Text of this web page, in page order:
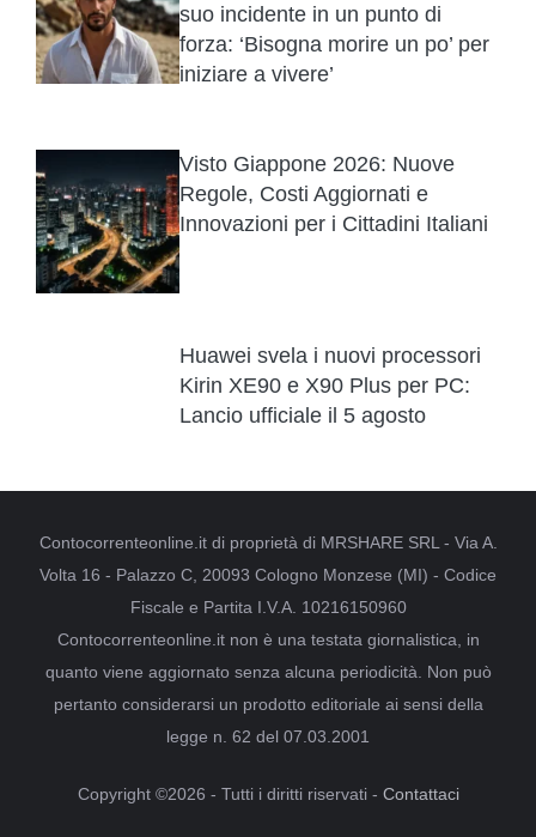
suo incidente in un punto di
forza: ‘Bisogna morire un po’ per
iniziare a vivere’
Visto Giappone 2026: Nuove
Regole, Costi Aggiornati e
Innovazioni per i Cittadini Italiani
Huawei svela i nuovi processori
Kirin XE90 e X90 Plus per PC:
Lancio ufficiale il 5 agosto
Contocorrenteonline.it di proprietà di MRSHARE SRL - Via A.
Volta 16 - Palazzo C, 20093 Cologno Monzese (MI) - Codice
Fiscale e Partita I.V.A. 10216150960
Contocorrenteonline.it non è una testata giornalistica, in
quanto viene aggiornato senza alcuna periodicità. Non può
pertanto considerarsi un prodotto editoriale ai sensi della
legge n. 62 del 07.03.2001
Copyright ©2026 - Tutti i diritti riservati - Contattaci